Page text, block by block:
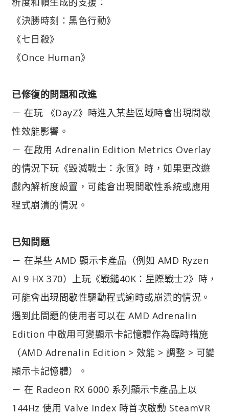
《決勝時刻：黑色行動》
《七日殺》
《Once Human》
已修復的問題和改進
－ 在玩 《DayZ》時進入某些區域時會出現間歇
性效能影響。
－ 在啟用 Adrenalin Edition Metrics Overlay
的情況下玩《毀滅戰士：永恆》時，如果更改遊
戲內解析度設置，可能會出現間歇性系統或應用
程式崩潰的情況。
已知問題
－ 在某些 AMD 顯示卡產品（例如 AMD Ryzen
AI 9 HX 370）上玩《戰鎚40K：星際戰士2》時，
可能會出現間歇性驅動程式逾時或崩潰的情況。
遇到此問題的使用者可以在 AMD Adrenalin
Edition 中啟用可變顯示卡記憶體作為臨時措施
（AMD Adrenalin Edition > 效能 > 調整 > 可變
顯示卡記憶體）。
－ 在 Radeon RX 6000 系列顯示卡產品上以
144Hz 使用 Valve Index 時首次啟動 SteamVR